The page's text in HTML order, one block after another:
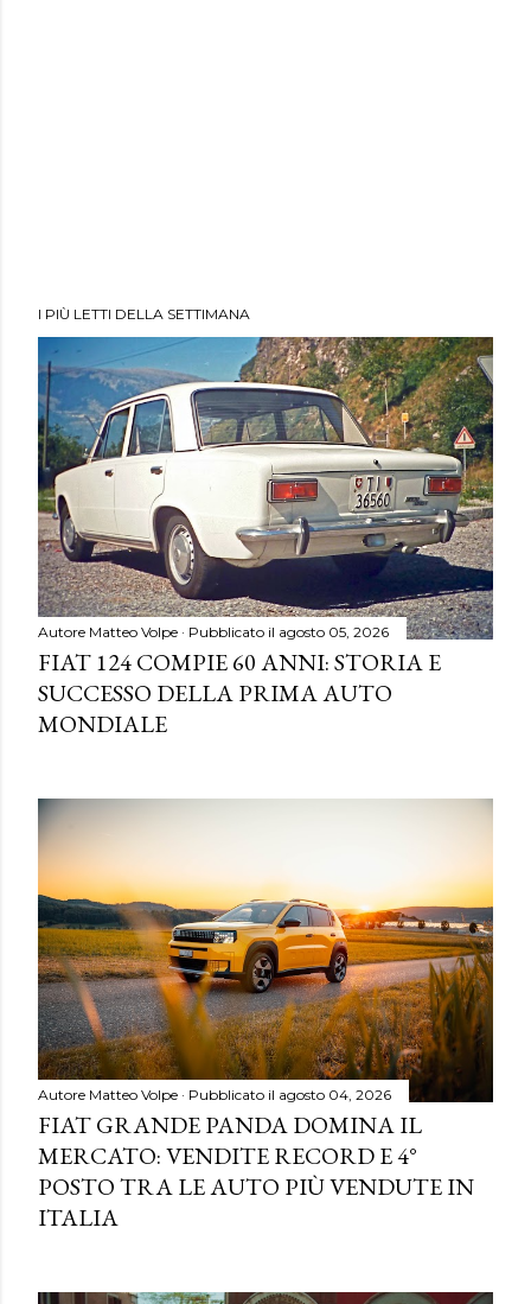
I PIÙ LETTI DELLA SETTIMANA
Autore Matteo Volpe Pubblicato il agosto 05, 2026
FIAT 124 COMPIE 60 ANNI: STORIA E
SUCCESSO DELLA PRIMA AUTO
MONDIALE
Autore Matteo Volpe Pubblicato il agosto 04, 2026
FIAT GRANDE PANDA DOMINA IL
MERCATO: VENDITE RECORD E 4°
POSTO TRA LE AUTO PIÙ VENDUTE IN
ITALIA